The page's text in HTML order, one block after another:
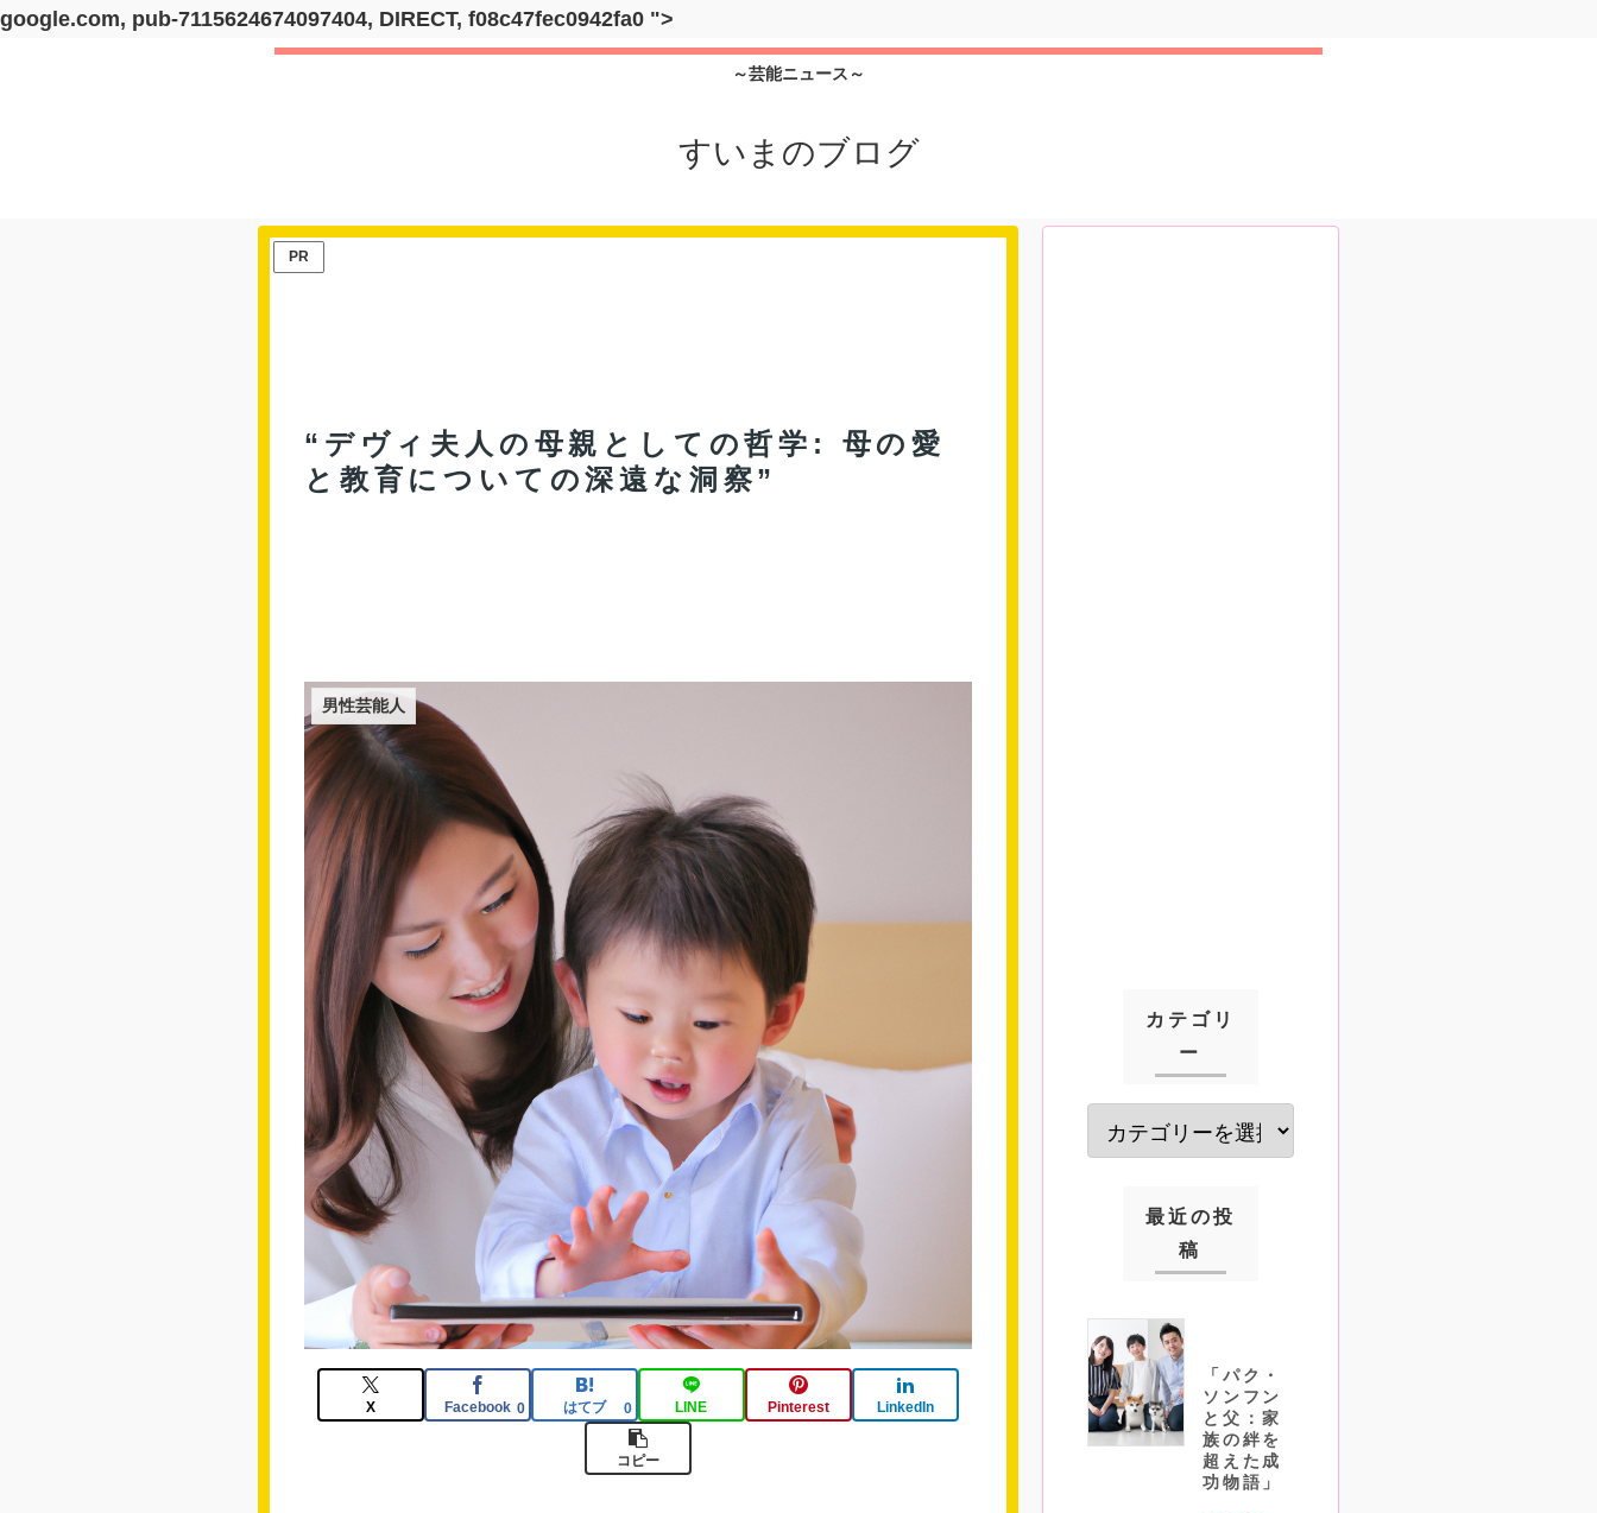
google.com, pub-7115624674097404, DIRECT, f08c47fec0942fa0 ">
～芸能ニュース～
すいまのブログ
PR
“デヴィ夫人の母親としての哲学: 母の愛
と教育についての深遠な洞察”
男性芸能人
X Facebook 0 はてブ 0 LINE Pinterest LinkedIn
コピー
カテゴリ
ー
最近の投
稿
「パク・
ソンフン
と父：家
族の絆を
超えた成
功物語」